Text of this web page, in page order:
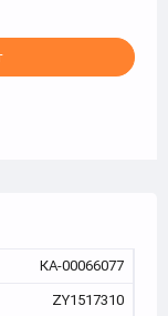
КА-00066077
ZY1517310